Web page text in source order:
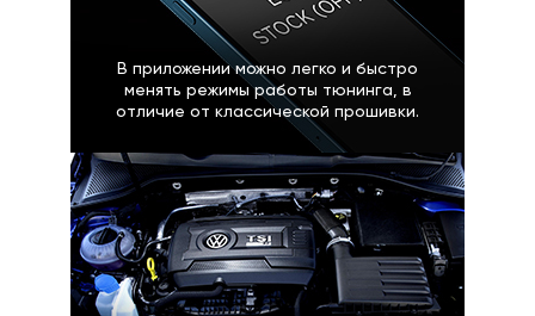
В приложении можно легко и быстро
менять режимы работы тюнинга, в
отличие от классической прошивки.